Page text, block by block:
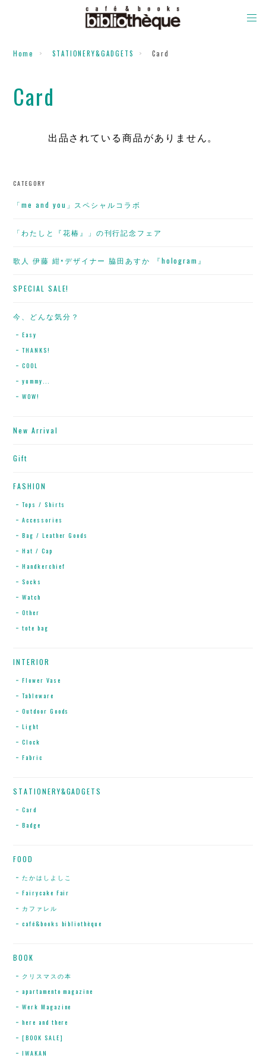
Home STATIONERY&GADGETS Card
Card
出品されている商品がありません。
CATEGORY
「me and you」スペシャルコラボ
「わたしと『花椿』」の刊行記念フェア
歌人 伊藤 紺×デザイナー 脇田あすか 『hologram』
SPECIAL SALE!
今、どんな気分？
Easy
THANKS!
COOL
yummy...
WOW!
New Arrival
Gift
FASHION
Tops / Shirts
Accessories
Bag / Leather Goods
Hat / Cap
Handkerchief
Socks
Watch
Other
tote bag
INTERIOR
Flower Vase
Tableware
Outdoor Goods
Light
Clock
Fabric
STATIONERY&GADGETS
Card
Badge
FOOD
たかはしよしこ
Fairycake Fair
カファレル
café&books bibliothèque
BOOK
クリスマスの本
apartamento magazine
Werk Magazine
here and there
[BOOK SALE]
IWAKAN